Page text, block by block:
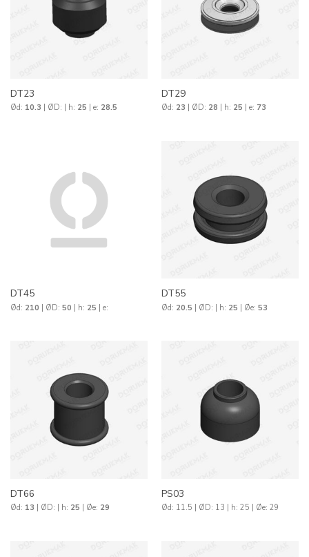
DT23
Ød: 10.3 | ØD: | h: 25 | e: 28.5
DT29
Ød: 23 | ØD: 28 | h: 25 | e: 73
DT45
Ød: 210 | ØD: 50 | h: 25 | e:
DT55
Ød: 20.5 | ØD: | h: 25 | Øe: 53
DT66
Ød: 13 | ØD: | h: 25 | Øe: 29
PS03
Ød: 11.5 | ØD: 13 | h: 25 | Øe: 29